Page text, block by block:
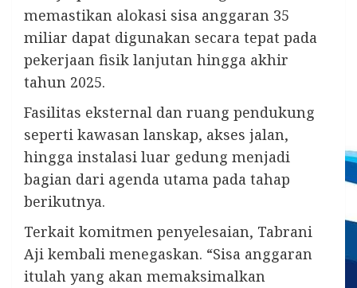
memastikan alokasi sisa anggaran 35
miliar dapat digunakan secara tepat pada
pekerjaan fisik lanjutan hingga akhir
tahun 2025.
Fasilitas eksternal dan ruang pendukung
seperti kawasan lanskap, akses jalan,
hingga instalasi luar gedung menjadi
bagian dari agenda utama pada tahap
berikutnya.
Terkait komitmen penyelesaian, Tabrani
Aji kembali menegaskan. “Sisa anggaran
itulah yang akan memaksimalkan